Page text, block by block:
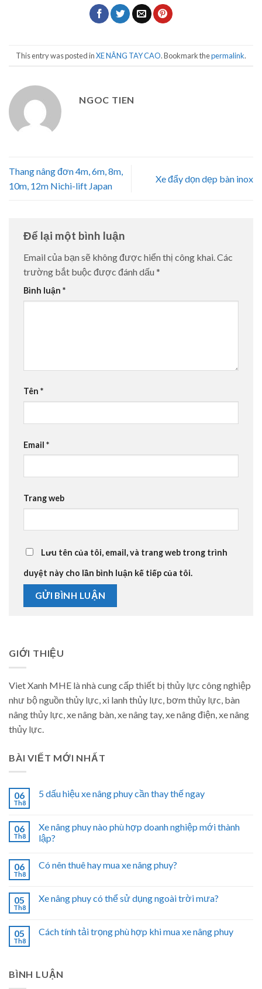
This entry was posted inXE NÂNG TAY CAO. Bookmark thepermalink.
NGOC TIEN
Thang nâng đơn 4m, 6m, 8m,
10m, 12m Nichi-lift Japan
Xe đẩy dọn dẹp bàn inox
Để lại một bình luận
Email của bạn sẽ không được hiển thị công khai.Các
trường bắt buộc được đánh dấu *
Bình luận *
Tên *
Email *
Trang web
Lưu tên của tôi, email, và trang web trong trình
duyệt này cho lần bình luận kế tiếp của tôi.
GIỚI THIỆU
Viet Xanh MHE là nhà cung cấp thiết bị thủy lực công nghiệp
như bộ nguồn thủy lực, xi lanh thủy lực, bơm thủy lực, bàn
nâng thủy lực, xe nâng bàn, xe nâng tay, xe nâng điện, xe nâng
thủy lực.
BÀI VIẾT MỚI NHẤT
06
Th8
5 dấu hiệu xe nâng phuy cần thay thế ngay
06
Th8
Xe nâng phuy nào phù hợp doanh nghiệp mới thành
lập?
06
Th8
Có nên thuê hay mua xe nâng phuy?
05
Th8
Xe nâng phuy có thể sử dụng ngoài trời mưa?
05
Th8
Cách tính tải trọng phù hợp khi mua xe nâng phuy
BÌNH LUẬN